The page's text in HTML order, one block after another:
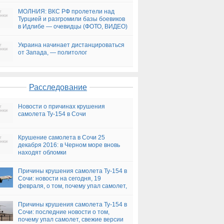
МОЛНИЯ: ВКС РФ пролетели над
Турцией и разгромили базы боевиков
в Идлибе — очевидцы (ФОТО, ВИДЕО)
Украина начинает дистанцироваться
от Запада, — политолог
Расследование
Новости о причинах крушения
самолета Ту-154 в Сочи
Крушение самолета в Сочи 25
декабря 2016: в Черном море вновь
находят обломки
Причины крушения самолета Ту-154 в
Сочи: новости на сегодня, 19
февраля, о том, почему упал самолет,
Причины крушения самолета Ту-154 в
Сочи: последние новости о том,
почему упал самолет, свежие версии